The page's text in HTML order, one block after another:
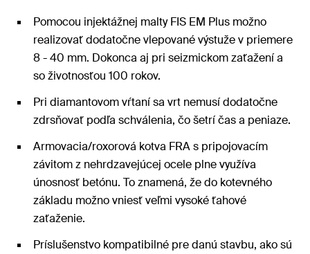
Pomocou injektážnej malty FIS EM Plus možno
realizovať dodatočne vlepované výstuže v priemere
8 - 40 mm. Dokonca aj pri seizmickom zaťažení a
so životnosťou 100 rokov.
Pri diamantovom vŕtaní sa vrt nemusí dodatočne
zdrsňovať podľa schválenia, čo šetrí čas a peniaze.
Armovacia/roxorová kotva FRA s pripojovacím
závitom z nehrdzavejúcej ocele plne využíva
únosnosť betónu. To znamená, že do kotevného
základu možno vniesť veľmi vysoké ťahové
zaťaženie.
Príslušenstvo kompatibilné pre danú stavbu, ako sú